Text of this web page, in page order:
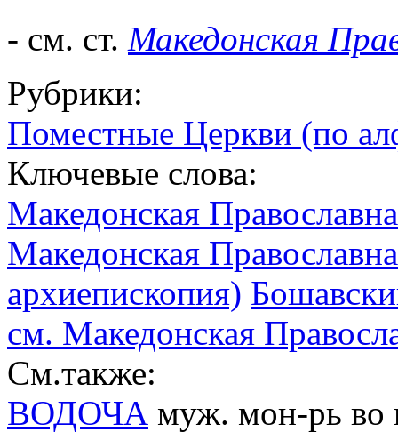
- см. ст. Македонская
Рубрики:
Поместные Церкви (по
Ключевые слова:
Македонская
Македонская
архиепископия)
см. Македонская
См.также:
ВОДОЧА муж. мон-рь во